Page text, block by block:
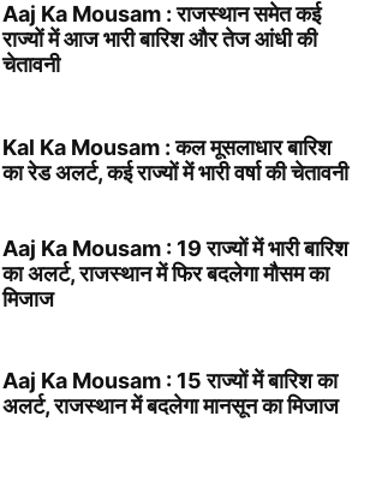
Aaj Ka Mousam : राजस्थान समेत कई
राज्यों में आज भारी बारिश और तेज आंधी की
चेतावनी
Kal Ka Mousam : कल मूसलाधार बारिश
का रेड अलर्ट, कई राज्यों में भारी वर्षा की चेतावनी
Aaj Ka Mousam : 19 राज्यों में भारी बारिश
का अलर्ट, राजस्थान में फिर बदलेगा मौसम का
मिजाज
Aaj Ka Mousam : 15 राज्यों में बारिश का
अलर्ट, राजस्थान में बदलेगा मानसून का मिजाज